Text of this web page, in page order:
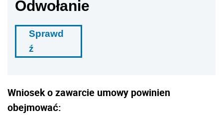
Odwołanie
Sprawd
ź
Wniosek o zawarcie umowy powinien
obejmować: